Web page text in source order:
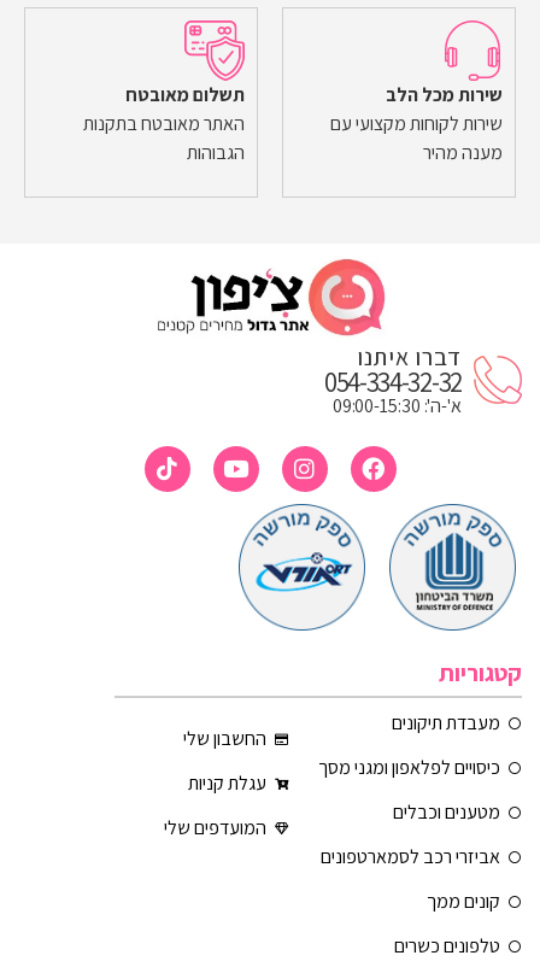
שירות מכל הלב
שירות לקוחות מקצועי עם
מענה מהיר
תשלום מאובטח
האתר מאובטח בתקנות
הגבוהות
דברו איתנו
054-334-32-32
א'-ה': 09:00-15:30
קטגוריות
מעבדת תיקונים
כיסויים לפלאפון ומגני מסך
מטענים וכבלים
אביזרי רכב לסמארטפונים
קונים ממך
טלפונים כשרים
החשבון שלי
עגלת קניות
המועדפים שלי